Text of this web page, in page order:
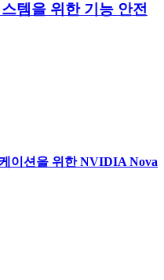
템을 위한 기능 안전
이션을 위한 NVIDIA Nova